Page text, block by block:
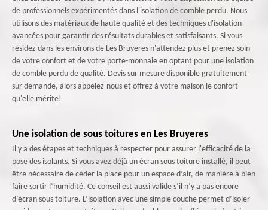
de professionnels expérimentés dans l'isolation de comble perdu. Nous
utilisons des matériaux de haute qualité et des techniques d'isolation
avancées pour garantir des résultats durables et satisfaisants. Si vous
résidez dans les environs de Les Bruyeres n'attendez plus et prenez soin
de votre confort et de votre porte-monnaie en optant pour une isolation
de comble perdu de qualité. Devis sur mesure disponible gratuitement
sur demande, alors appelez-nous et offrez à votre maison le confort
qu'elle mérite!
Une isolation de sous toitures en Les Bruyeres
Il y a des étapes et techniques à respecter pour assurer l'efficacité de la
pose des isolants. Si vous avez déjà un écran sous toiture installé, il peut
être nécessaire de céder la place pour un espace d’air, de manière à bien
faire sortir l’humidité. Ce conseil est aussi valide s’il n’y a pas encore
d’écran sous toiture. L’isolation avec une simple couche permet d’isoler